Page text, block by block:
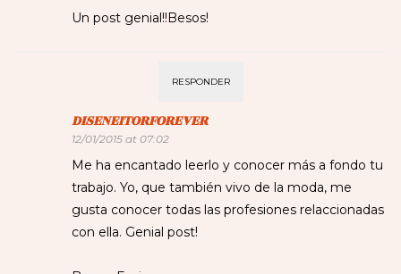
Un post genial!!Besos!
RESPONDER
DISENEITORFOREVER
12/01/2015 at 07:02
Me ha encantado leerlo y conocer más a fondo tu
trabajo. Yo, que también vivo de la moda, me
gusta conocer todas las profesiones relaccionadas
con ella. Genial post!